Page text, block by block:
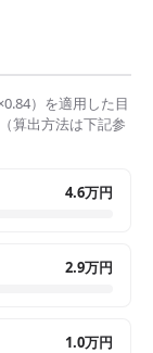
0.84）を適用した目
算出方法は下記参
4.6万円
2.9万円
1.0万円